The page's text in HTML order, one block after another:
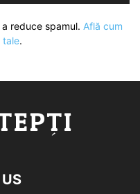
reduce spamul. Află cum
tale.